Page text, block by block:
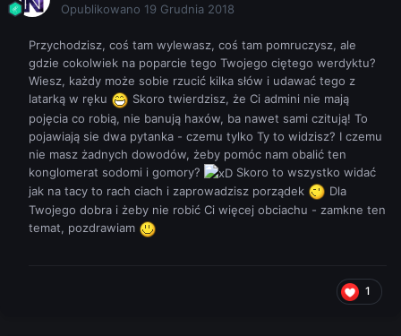
Opublikowano 19 Grudnia 2018
Przychodzisz, coś tam wylewasz, coś tam pomruczysz, ale
gdzie cokolwiek na poparcie tego Twojego ciętego werdyktu?
Wiesz, każdy może sobie rzucić kilka słów i udawać tego z
latarką w ręku
Skoro twierdzisz, że Ci admini nie mają
pojęcia co robią, nie banują haxów, ba nawet sami czitują! To
pojawiają sie dwa pytanka - czemu tylko Ty to widzisz? I czemu
nie masz żadnych dowodów, żeby pomóc nam obalić ten
konglomerat sodomi i gomory?
Skoro to wszystko widać
jak na tacy to rach ciach i zaprowadzisz porządek
Dla
Twojego dobra i żeby nie robić Ci więcej obciachu - zamkne ten
temat, pozdrawiam
1